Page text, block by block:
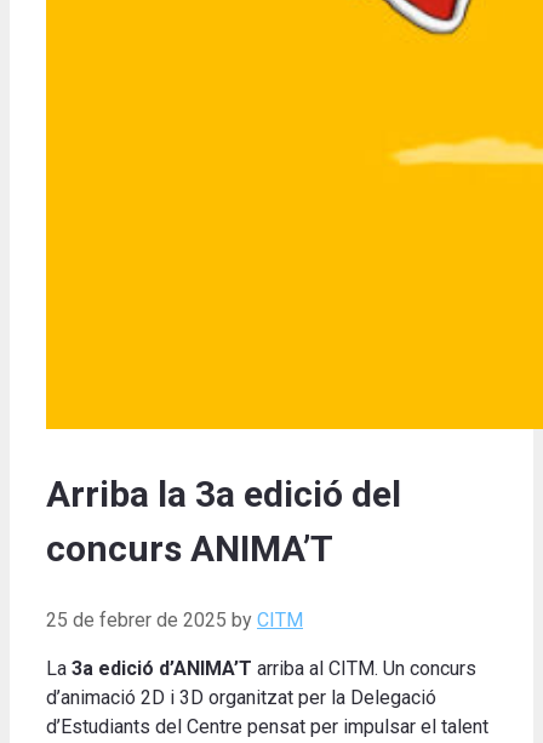
Arriba la 3a edició del
concurs ANIMA’T
25 de febrer de 2025 by CITM
La 3a edició d’ANIMA’T arriba al CITM. Un concurs
d’animació 2D i 3D organitzat per la Delegació
d’Estudiants del Centre pensat per impulsar el talent